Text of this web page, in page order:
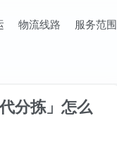
物流线路 服务范围
分拣」怎么